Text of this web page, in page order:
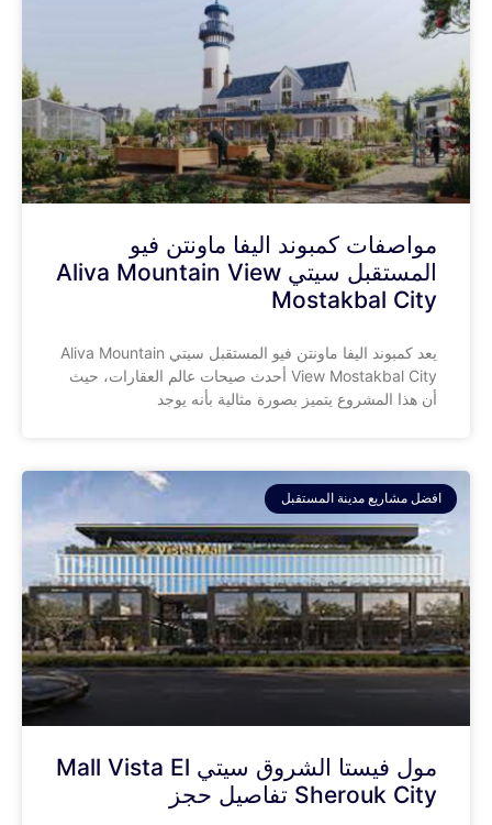
مواصفات كمبوند اليفا ماونتن فيو
المستقبل سيتي Aliva Mountain View
Mostakbal City
يعد كمبوند اليفا ماونتن فيو المستقبل سيتي Aliva Mountain
View Mostakbal City أحدث صيحات عالم العقارات، حيث
أن هذا المشروع يتميز بصورة مثالية بأنه يوجد
افضل مشاريع مدينة المستقبل
مول فيستا الشروق سيتي Mall Vista El
Sherouk City تفاصيل حجز